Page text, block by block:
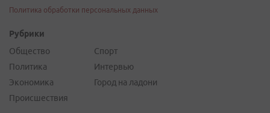
Политика обработки персональных данных
Рубрики
Общество
Политика
Экономика
Происшествия
Спорт
Интервью
Город на ладони